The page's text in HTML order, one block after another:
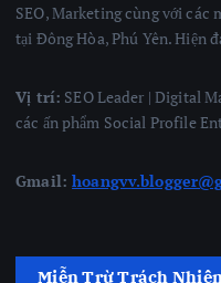
SEO, Marketing cùng với các
tại Đông Hòa, Phú Yên. Hiện
Vị trí: SEO Leader | Digital
các ấn phẩm Social Profile
Gmail:
Miễn Trừ Trách